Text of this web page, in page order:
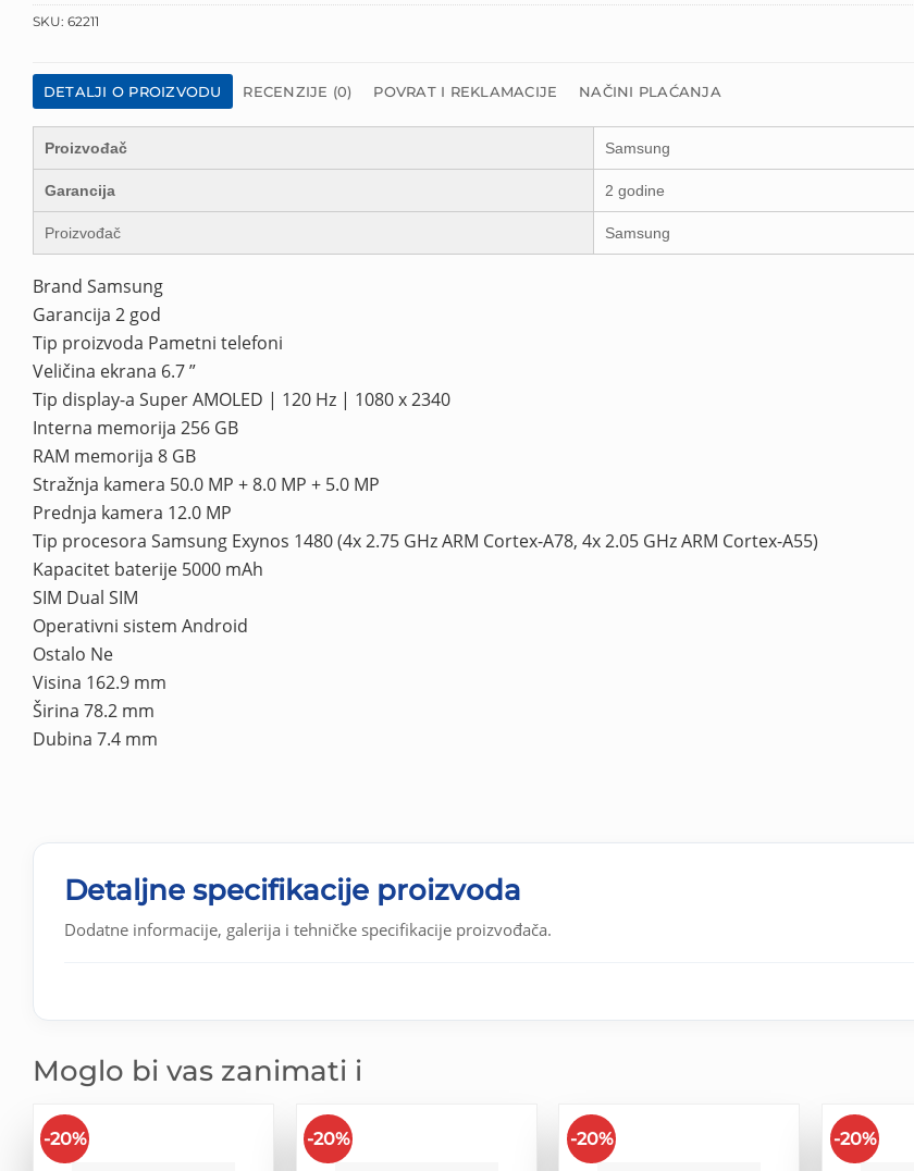
SKU: 62211
DETALJI O PROIZVODU RECENZIJE (0) POVRAT I REKLAMACIJE NAČINI PLAĆANJA
Proizvođač Samsung
Garancija 2 godine
Proizvođač Samsung
Brand Samsung
Garancija 2 god
Tip proizvoda Pametni telefoni
Veličina ekrana 6.7 ”
Tip display-a Super AMOLED | 120 Hz | 1080 x 2340
Interna memorija 256 GB
RAM memorija 8 GB
Stražnja kamera 50.0 MP + 8.0 MP + 5.0 MP
Prednja kamera 12.0 MP
Tip procesora Samsung Exynos 1480 (4x 2.75 GHz ARM Cortex-A78, 4x 2.05 GHz ARM Cortex-A55)
Kapacitet baterije 5000 mAh
SIM Dual SIM
Operativni sistem Android
Ostalo Ne
Visina 162.9 mm
Širina 78.2 mm
Dubina 7.4 mm
Detaljne specifikacije proizvoda
Dodatne informacije, galerija i tehničke specifikacije proizvođača.
Moglo bi vas zanimati i
-20% -20% -20% -20%